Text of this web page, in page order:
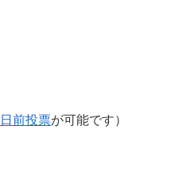
前投票が可能です）